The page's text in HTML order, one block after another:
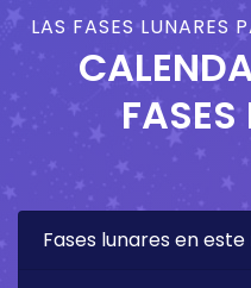
LAS FASES LUNARES
FASES
Fases lunares en este